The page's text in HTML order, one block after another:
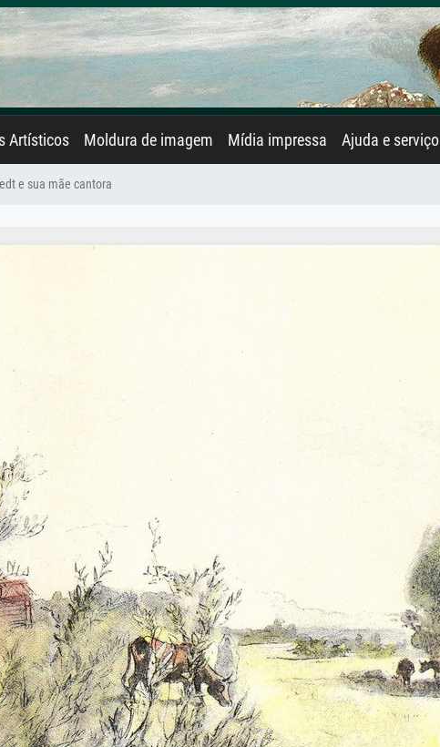
Artísticos Moldura de imagem Mídia impressa Ajuda e serviço
e sua mãe cantora